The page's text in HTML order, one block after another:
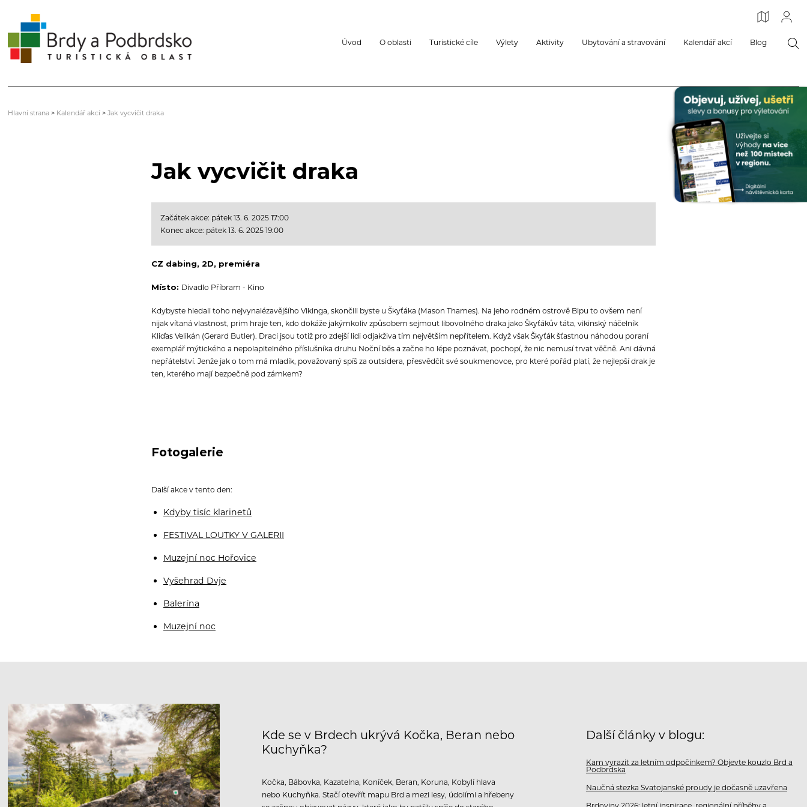
Úvod O oblasti Turistické cíle Výlety Aktivity Ubytování a stravování Kalendář akcí Blog
Hlavní strana > Kalendář akcí >Jak vycvičit draka
Jak vycvičit draka
Začátek akce: pátek 13. 6. 2025 17:00
Konec akce: pátek 13. 6. 2025 19:00
CZ dabing, 2D, premiéra
Místo: Divadlo Příbram - Kino
Kdybyste hledali toho nejvynalézavějšího Vikinga, skončili byste u Škyťáka (Mason Thames). Na jeho rodném ostrově Blpu to ovšem není
nijak vítaná vlastnost, prim hraje ten, kdo dokáže jakýmkoliv způsobem sejmout libovolného draka jako Škyťákův táta, vikinský náčelník
Kliďas Velikán (Gerard Butler). Draci jsou totiž pro zdejší lidi odjakživa tím největším nepřítelem. Když však Škyťák šťastnou náhodou poraní
exemplář mýtického a nepolapitelného příslušníka druhu Noční běs a začne ho lépe poznávat, pochopí, že nic nemusí trvat věčně. Ani dávná
nepřátelství. Jenže jak o tom má mladík, považovaný spíš za outsidera, přesvědčit své soukmenovce, pro které pořád platí, že nejlepší drak je
ten, kterého mají bezpečně pod zámkem?
Fotogalerie
Další akce v tento den:
Kdyby tisíc klarinetů
FESTIVAL LOUTKY V GALERII
Muzejní noc Hořovice
Vyšehrad Dvje
Balerína
Muzejní noc
Kde se v Brdech ukrývá Kočka, Beran nebo
Kuchyňka?
Kočka, Bábovka, Kazatelna, Koníček, Beran, Koruna, Kobylí hlava
nebo Kuchyňka. Stačí otevřít mapu Brd a mezi lesy, údolími a hřebeny
Další články v blogu:
Kam vyrazit za letním odpočinkem? Objevte kouzlo Brd a
Podbrdska
Naučná stezka Svatojanské proudy je dočasně uzavřena